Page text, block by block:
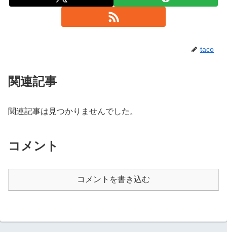
taco
関連記事
関連記事は見つかりませんでした。
コメント
コメントを書き込む